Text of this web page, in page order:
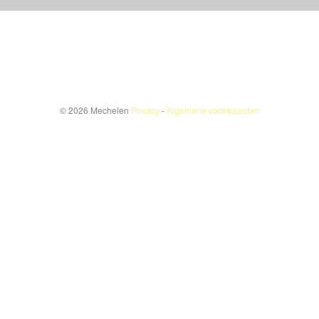
© 2026 Mechelen Privacy-Algemene voorwaarden